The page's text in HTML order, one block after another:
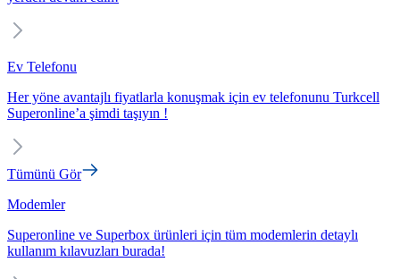
Ev Telefonu
Her yöne avantajlı fiyatlarla konuşmak için ev telefonunu Turkcell
Superonline’a şimdi taşıyın !
Tümünü Gör
Modemler
Superonline ve Superbox ürünleri için tüm modemlerin detaylı
kullanım kılavuzları burada!